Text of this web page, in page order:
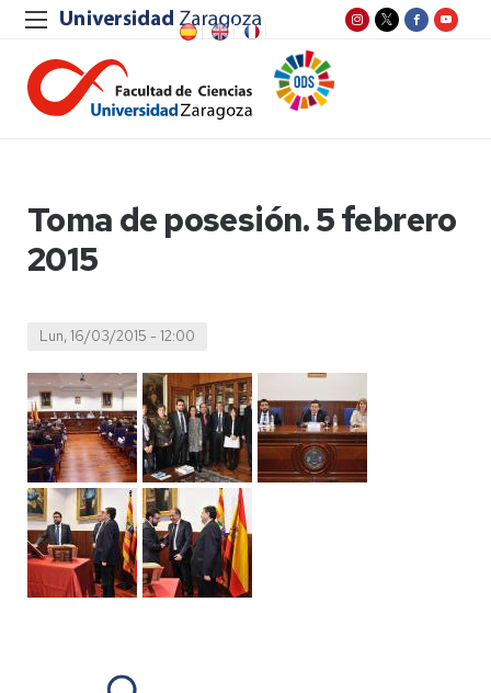
Toma de posesión. 5 febrero
2015
Lun, 16/03/2015 - 12:00